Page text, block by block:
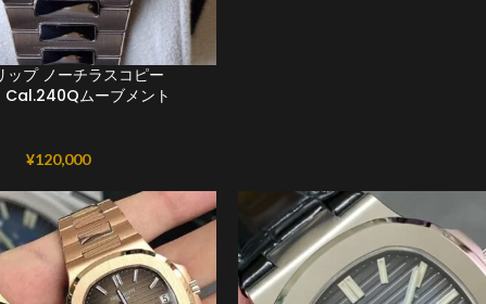
ップ ノーチラスコピー
ムーブメント
¥120,000